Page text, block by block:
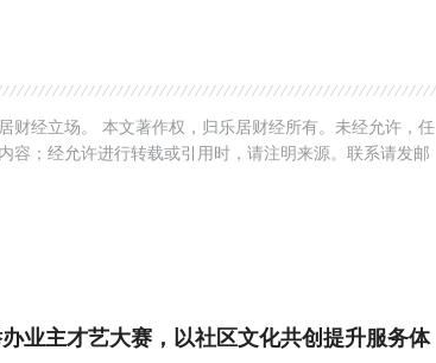
财经立场。 本文著作权，归乐居财经所有。未经允许，任
容；经允许进行转载或引用时，请注明来源。联系请发邮
业主才艺大赛，以社区文化共创提升服务体